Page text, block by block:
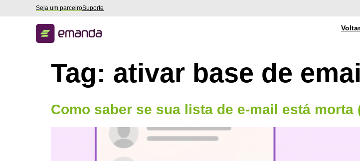
Seja um parceiroSuporte
Tag: ativar base de
Como saber se sua lista de e-mail está morta